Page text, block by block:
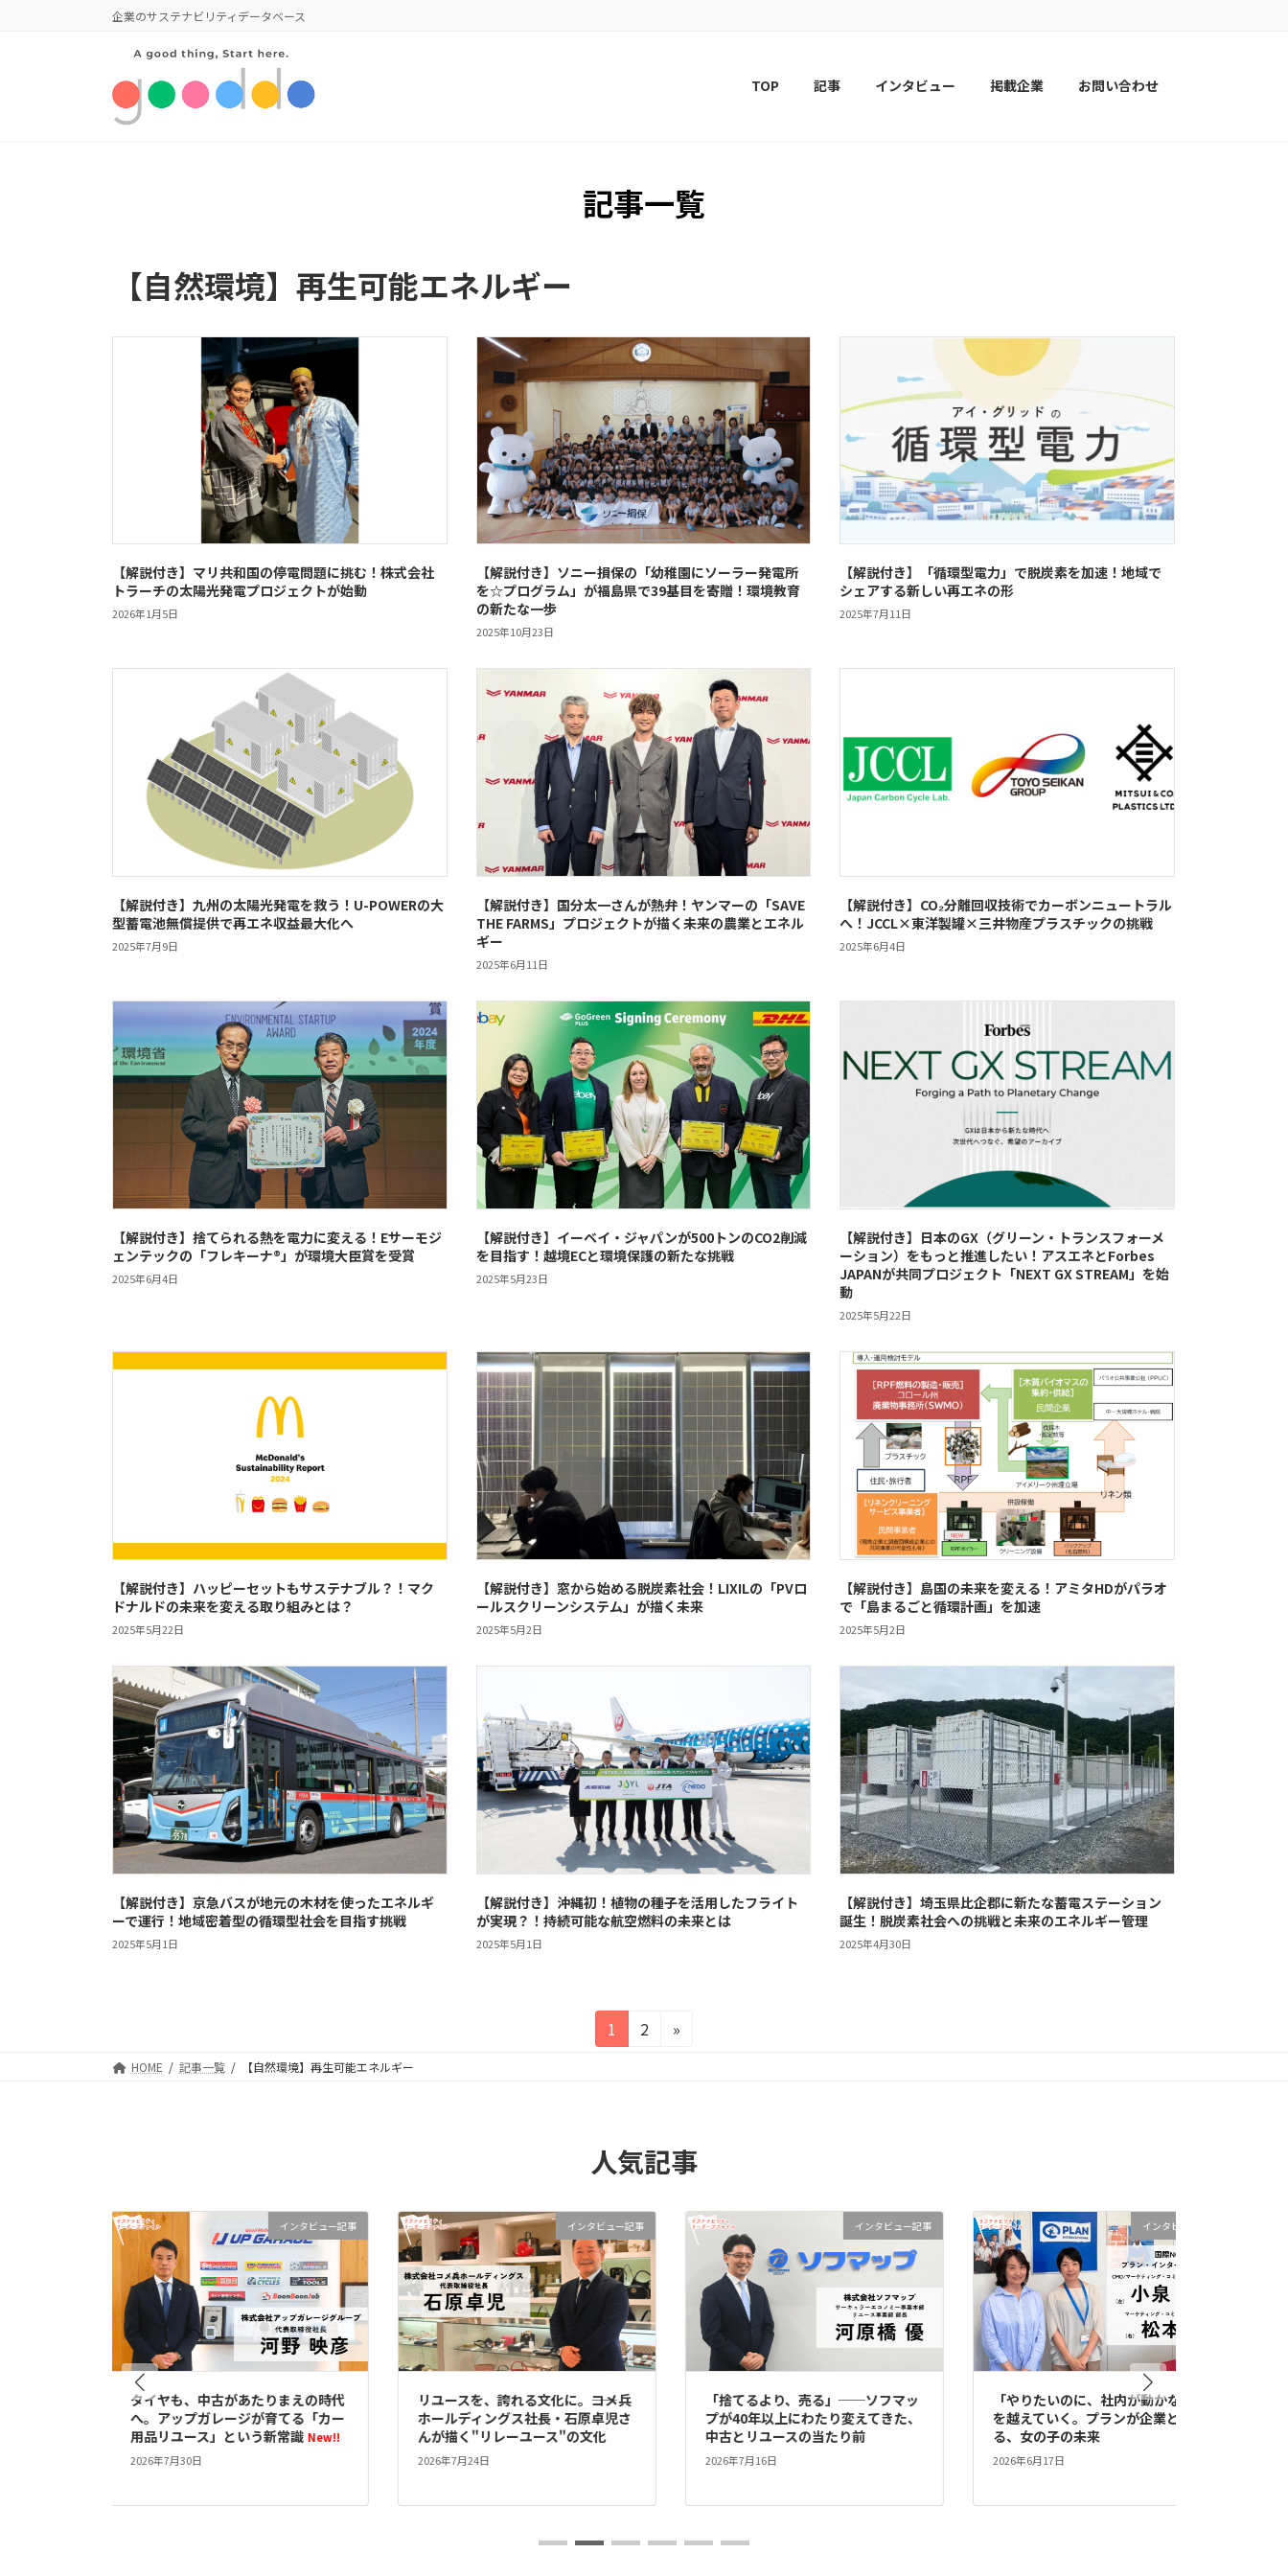
企業のサステナビリティデータベース
TOP 記事 インタビュー 掲載企業 お問い合わせ
記事一覧
【自然環境】再生可能エネルギー
【解説付き】マリ共和国の停電問題に挑む！株式会社
トラーチの太陽光発電プロジェクトが始動
2026年1月5日
【解説付き】ソニー損保の「幼稚園にソーラー発電所
を☆プログラム」が福島県で39基目を寄贈！環境教育
の新たな一歩
2025年10月23日
【解説付き】「循環型電力」で脱炭素を加速！地域で
シェアする新しい再エネの形
2025年7月11日
【解説付き】九州の太陽光発電を救う！U-POWERの大
型蓄電池無償提供で再エネ収益最大化へ
2025年7月9日
【解説付き】国分太一さんが熱弁！ヤンマーの「SAVE
THE FARMS」プロジェクトが描く未来の農業とエネル
ギー
2025年6月11日
【解説付き】CO₂分離回収技術でカーボンニュートラル
へ！JCCL×東洋製罐×三井物産プラスチックの挑戦
2025年6月4日
【解説付き】捨てられる熱を電力に変える！Eサーモジ
ェンテックの「フレキーナ®」が環境大臣賞を受賞
2025年6月4日
【解説付き】イーベイ・ジャパンが500トンのCO2削減
を目指す！越境ECと環境保護の新たな挑戦
2025年5月23日
【解説付き】日本のGX（グリーン・トランスフォーメ
ーション）をもっと推進したい！アスエネとForbes
JAPANが共同プロジェクト「NEXT GX STREAM」を始
動
2025年5月22日
【解説付き】ハッピーセットもサステナブル？！マク
ドナルドの未来を変える取り組みとは？
2025年5月22日
【解説付き】窓から始める脱炭素社会！LIXILの「PVロ
ールスクリーンシステム」が描く未来
2025年5月2日
【解説付き】島国の未来を変える！アミタHDがパラオ
で「島まるごと循環計画」を加速
2025年5月2日
【解説付き】京急バスが地元の木材を使ったエネルギ
ーで運行！地域密着型の循環型社会を目指す挑戦
2025年5月1日
【解説付き】沖縄初！植物の種子を活用したフライト
が実現？！持続可能な航空燃料の未来とは
2025年5月1日
【解説付き】埼玉県比企郡に新たな蓄電ステーション
誕生！脱炭素社会への挑戦と未来のエネルギー管理
2025年4月30日
稿
ジ
送
り
固
定
1
固
2 »
HOME 記事一覧 【自然環境】再生可能エネルギー
人気記事
インタビュー記事
タイヤも、中古があたりまえの時代
へ。アップガレージが育てる「カー
用品リユース」という新常識 New!!
2026年7月30日
インタビュー記事
リユースを、誇れる文化に。――コメ兵
ホールディングス社長・石原卓児さ
んが描く"リレーユース"の文化
2026年7月24日
インタビュー記事
「捨てるより、売る」──ソフマッ
プが40年以上にわたり変えてきた、
中古とリユースの当たり前
2026年7月16日
インタビュー記事
「やりたいのに、社内が動かない」
を越えていく。プランが企業とつく
る、女の子の未来
2026年6月17日